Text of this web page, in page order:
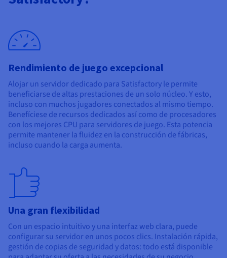
Documentación
Roadmap & Changelog
Roadmap y Changelog
Rendimiento de juego excepcional
Alojar un servidor dedicado para Satisfactory le permite
beneficiarse de altas prestaciones de un solo núcleo. Y esto,
incluso con muchos jugadores conectados al mismo tiempo.
Benefíciese de recursos dedicados así como de procesadores
con los mejores CPU para servidores de juego. Esta potencia
permite mantener la fluidez en la construcción de fábricas,
incluso cuando la carga aumenta.
Una gran flexibilidad
Con un espacio intuitivo y una interfaz web clara, puede
configurar su servidor en unos pocos clics. Instalación rápida,
gestión de copias de seguridad y datos: todo está disponible